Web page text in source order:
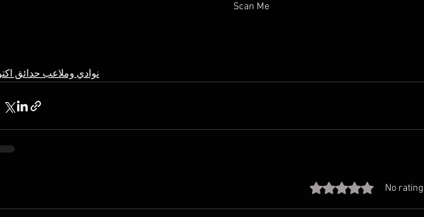
Scan Me
نوادي وملاعب حدائق
Rated 0 out of 5
No